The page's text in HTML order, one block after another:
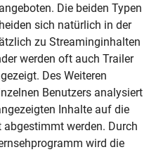
Die beiden Typen
sich natürlich in der
zu Streaminginhalten
werden oft auch Trailer
Des Weiteren
Benutzers analysiert
Inhalte auf die
abgestimmt werden. Durch
wird die